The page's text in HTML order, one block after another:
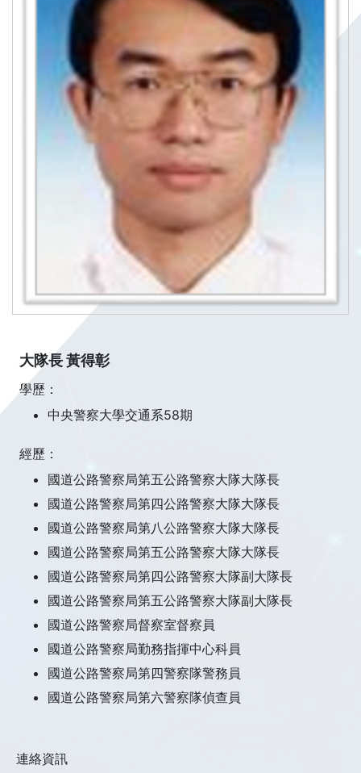
大隊長 黃得彰
學歷：
中央警察大學交通系58期
經歷：
國道公路警察局第五公路警察大隊大隊長
國道公路警察局第四公路警察大隊大隊長
國道公路警察局第八公路警察大隊大隊長
國道公路警察局第五公路警察大隊大隊長
國道公路警察局第四公路警察大隊副大隊長
國道公路警察局第五公路警察大隊副大隊長
國道公路警察局督察室督察員
國道公路警察局勤務指揮中心科員
國道公路警察局第四警察隊警務員
國道公路警察局第六警察隊偵查員
連絡資訊